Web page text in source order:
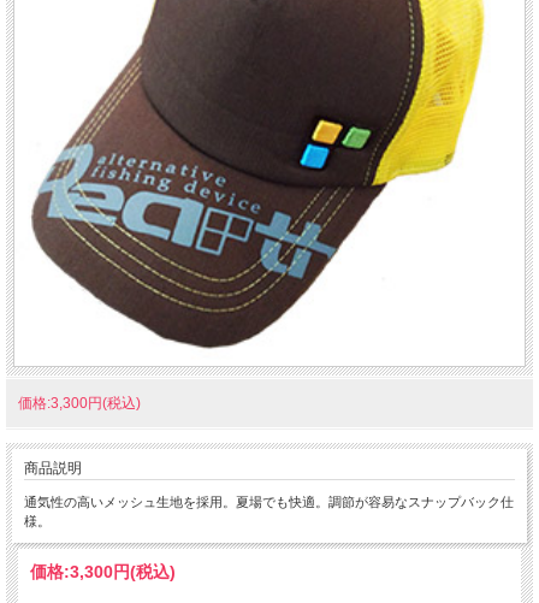
価格:3,300円(税込)
商品説明
通気性の高いメッシュ生地を採用。夏場でも快適。調節が容易なスナップバック仕
様。
価格:3,300円(税込)